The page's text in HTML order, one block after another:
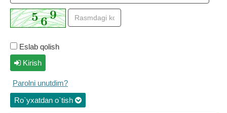
Eslab qolish
Kirish
Parolni unutdim?
Ro`yxatdan o`tish